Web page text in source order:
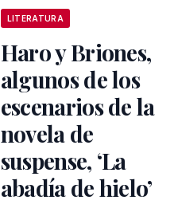
LITERATURA
Haro y Briones,
algunos de los
escenarios de la
novela de
suspense, ‘La
abadía de hielo’